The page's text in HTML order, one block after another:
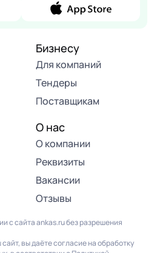
Бизнесу
Для компаний
Тендеры
Поставщикам
О нас
О компании
Реквизиты
Вакансии
Отзывы
с сайта ankas.ru без разрешения
вы даёте согласие на обработку